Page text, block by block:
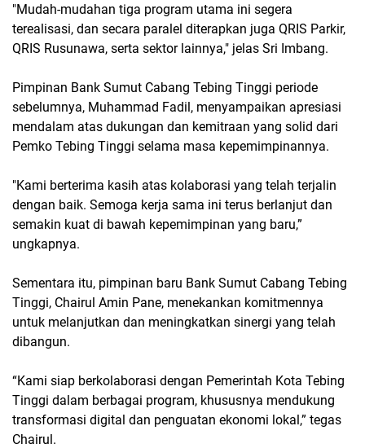
"Mudah-mudahan tiga program utama ini segera
terealisasi, dan secara paralel diterapkan juga QRIS Parkir,
QRIS Rusunawa, serta sektor lainnya," jelas Sri Imbang.
Pimpinan Bank Sumut Cabang Tebing Tinggi periode
sebelumnya, Muhammad Fadil, menyampaikan apresiasi
mendalam atas dukungan dan kemitraan yang solid dari
Pemko Tebing Tinggi selama masa kepemimpinannya.
"Kami berterima kasih atas kolaborasi yang telah terjalin
dengan baik. Semoga kerja sama ini terus berlanjut dan
semakin kuat di bawah kepemimpinan yang baru,”
ungkapnya.
Sementara itu, pimpinan baru Bank Sumut Cabang Tebing
Tinggi, Chairul Amin Pane, menekankan komitmennya
untuk melanjutkan dan meningkatkan sinergi yang telah
dibangun.
“Kami siap berkolaborasi dengan Pemerintah Kota Tebing
Tinggi dalam berbagai program, khususnya mendukung
transformasi digital dan penguatan ekonomi lokal,” tegas
Chairul.